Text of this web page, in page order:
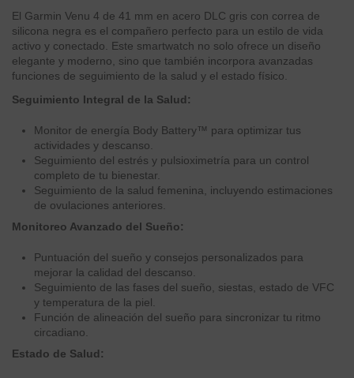
El Garmin Venu 4 de 41 mm en acero DLC gris con correa de
silicona negra es el compañero perfecto para un estilo de vida
activo y conectado. Este smartwatch no solo ofrece un diseño
elegante y moderno, sino que también incorpora avanzadas
funciones de seguimiento de la salud y el estado físico.
Seguimiento Integral de la Salud:
Monitor de energía Body Battery™ para optimizar tus
actividades y descanso.
Seguimiento del estrés y pulsioximetría para un control
completo de tu bienestar.
Seguimiento de la salud femenina, incluyendo estimaciones
de ovulaciones anteriores.
Monitoreo Avanzado del Sueño:
Puntuación del sueño y consejos personalizados para
mejorar la calidad del descanso.
Seguimiento de las fases del sueño, siestas, estado de VFC
y temperatura de la piel.
Función de alineación del sueño para sincronizar tu ritmo
circadiano.
Estado de Salud: